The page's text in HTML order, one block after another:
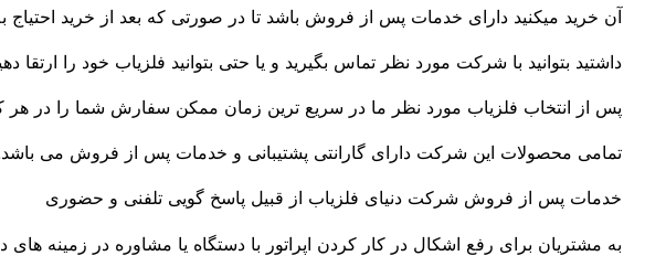
آن خرید میکنید دارای خدمات پس از فروش باشد تا در صورتی که بعد از خرید
داشتید بتوانید با شرکت مورد نظر تماس بگیرید و یا حتی بتوانید فلزیاب خود را ارتقا
پس از انتخاب فلزیاب مورد نظر ما در سریع ترین زمان ممکن سفارش شما را در هر
تمامی محصولات این شرکت دارای گارانتی پشتیبانی و خدمات پس از فروش می
خدمات پس از فروش شرکت دنیای فلزیاب از قبیل پاسخ گویی تلفنی و حضوری
به مشتریان برای رفع اشکال در کار کردن اپراتور با دستگاه یا مشاوره در زمینه های